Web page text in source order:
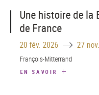
Une histoire de
de France
20 fév. 2026 Until 27
François-Mitterrand
EN SAVOIR